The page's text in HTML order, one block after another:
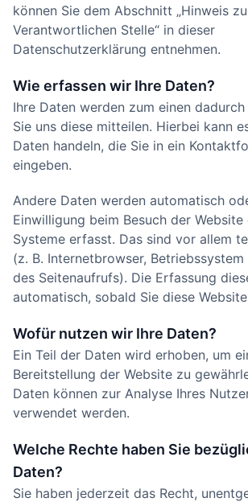
können Sie dem Abschnitt „Hinweis
Verantwortlichen Stelle“ in dieser
Datenschutzerklärung entnehmen.
Wie erfassen wir Ihre Daten?
Ihre Daten werden zum einen
Sie uns diese mitteilen. Hierbei kann
Daten handeln, die Sie in ein
eingeben.
Andere Daten werden automatisch
Einwilligung beim Besuch der
Systeme erfasst. Das sind vor allem
(z. B. Internetbrowser,
des Seitenaufrufs). Die Erfassung
automatisch, sobald Sie diese
Wofür nutzen wir Ihre Daten?
Ein Teil der Daten wird erhoben, um
Bereitstellung der Website zu
Daten können zur Analyse Ihres
verwendet werden.
Welche Rechte haben Sie
Daten?
Sie haben jederzeit das Recht,